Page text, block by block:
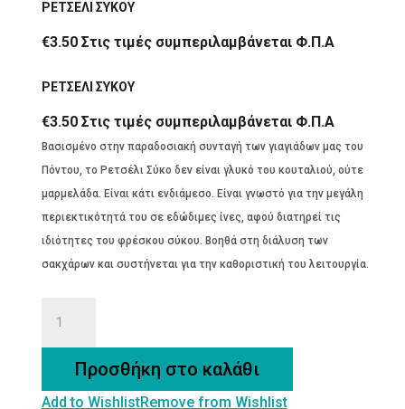
ΡΕΤΣΕΛΙ ΣΥΚΟΥ
€3.50 Στις τιμές συμπεριλαμβάνεται Φ.Π.Α
ΡΕΤΣΕΛΙ ΣΥΚΟΥ
€3.50 Στις τιμές συμπεριλαμβάνεται Φ.Π.Α
Βασισμένο στην παραδοσιακή συνταγή των γιαγιάδων μας του
Πόντου, το Ρετσέλι Σύκο δεν είναι γλυκό του κουταλιού, ούτε
μαρμελάδα. Είναι κάτι ενδιάμεσο. Είναι γνωστό για την μεγάλη
περιεκτικότητά του σε εδώδιμες ίνες, αφού διατηρεί τις
ιδιότητες του φρέσκου σύκου. Βοηθά στη διάλυση των
σακχάρων και συστήνεται για την καθοριστική του λειτουργία.
Προσθήκη στο καλάθι
Add to WishlistRemove from Wishlist